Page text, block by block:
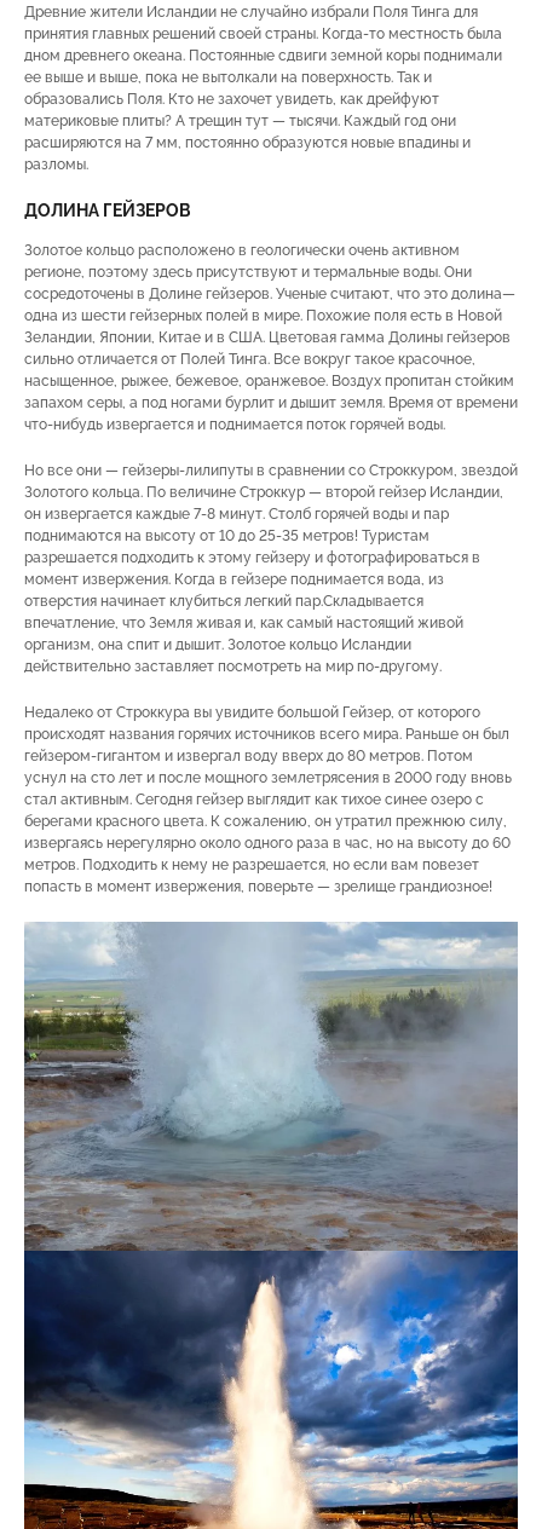
Древние жители Исландии не случайно избрали Поля Тинга для
принятия главных решений своей страны. Когда-то местность была
дном древнего океана. Постоянные сдвиги земной коры поднимали
ее выше и выше, пока не вытолкали на поверхность. Так и
образовались Поля. Кто не захочет увидеть, как дрейфуют
материковые плиты? А трещин тут — тысячи. Каждый год они
расширяются на 7 мм, постоянно образуются новые впадины и
разломы.
ДОЛИНА ГЕЙЗЕРОВ
Золотое кольцо расположено в геологически очень активном
регионе, поэтому здесь присутствуют и термальные воды. Они
сосредоточены в Долине гейзеров. Ученые считают, что это долина—
одна из шести гейзерных полей в мире. Похожие поля есть в Новой
Зеландии, Японии, Китае и в США. Цветовая гамма Долины гейзеров
сильно отличается от Полей Тинга. Все вокруг такое красочное,
насыщенное, рыжее, бежевое, оранжевое. Воздух пропитан стойким
запахом серы, а под ногами бурлит и дышит земля. Время от времени
что-нибудь извергается и поднимается поток горячей воды.
Но все они — гейзеры-лилипуты в сравнении со Строккуром, звездой
Золотого кольца. По величине Строккур — второй гейзер Исландии,
он извергается каждые 7-8 минут. Столб горячей воды и пар
поднимаются на высоту от 10 до 25-35 метров! Туристам
разрешается подходить к этому гейзеру и фотографироваться в
момент извержения. Когда в гейзере поднимается вода, из
отверстия начинает клубиться легкий пар.Складывается
впечатление, что Земля живая и, как самый настоящий живой
организм, она спит и дышит. Золотое кольцо Исландии
действительно заставляет посмотреть на мир по-другому.
Недалеко от Строккура вы увидите большой Гейзер, от которого
происходят названия горячих источников всего мира. Раньше он был
гейзером-гигантом и извергал воду вверх до 80 метров. Потом
уснул на сто лет и после мощного землетрясения в 2000 году вновь
стал активным. Сегодня гейзер выглядит как тихое синее озеро с
берегами красного цвета. К сожалению, он утратил прежнюю силу,
извергаясь нерегулярно около одного раза в час, но на высоту до 60
метров. Подходить к нему не разрешается, но если вам повезет
попасть в момент извержения, поверьте — зрелище грандиозное!